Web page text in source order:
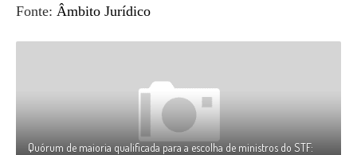
Fonte: Âmbito Jurídico
Quórum de maioria qualificada para a escolha de ministros do STF: